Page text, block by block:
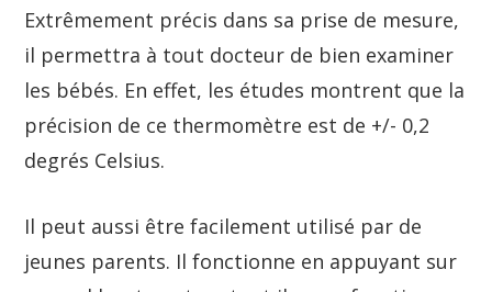
Extrêmement précis dans sa prise de mesure,
il permettra à tout docteur de bien examiner
les bébés. En effet, les études montrent que la
précision de ce thermomètre est de +/- 0,2
degrés Celsius.
Il peut aussi être facilement utilisé par de
jeunes parents. Il fonctionne en appuyant sur